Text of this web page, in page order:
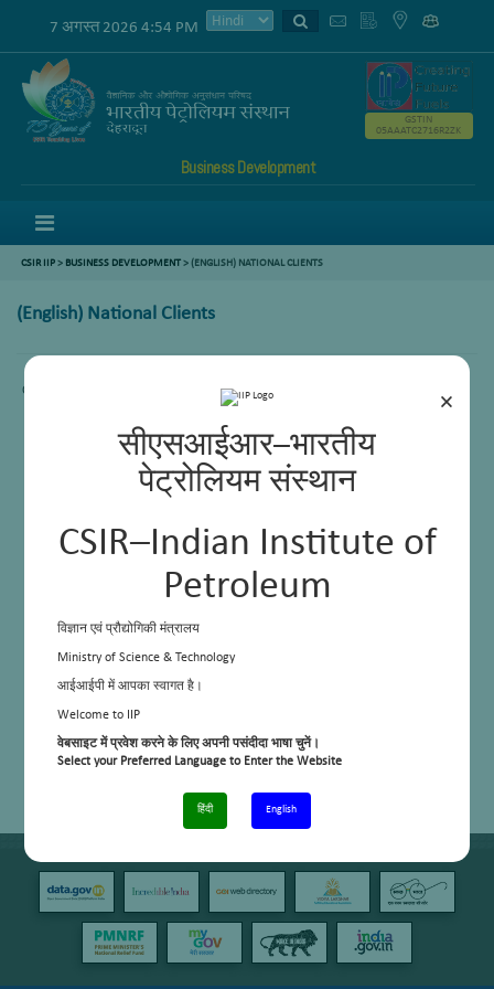
×
सीएसआईआर–भारतीय
पेट्रोलियम संस्थान
CSIR–Indian Institute of
Petroleum
विज्ञान एवं प्रौद्योगिकी मंत्रालय
Ministry of Science & Technology
आईआईपी में आपका स्वागत है।
Welcome to IIP
वेबसाइट में प्रवेश करने के लिए अपनी पसंदीदा भाषा चुनें।
Select your Preferred Language to Enter the Website
हिंदी English
7 अगस्त 2026 4:54 PM
Business Development
GSTIN
05AAATC2716R2ZK
CSIR IIP> BUSINESS DEVELOPMENT> (ENGLISH) NATIONAL CLIENTS
(English) National Clients
Content not available.